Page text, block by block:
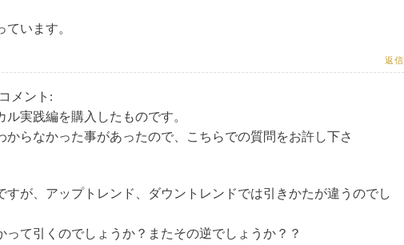
います。
返信
メント:
実践編を購入したものです。
からなかった事があったので、こちらでの質問をお許し下さ
すが、アップトレンド、ダウントレンドでは引きかたが違うのでし
って引くのでしょうか？またその逆でしょうか？？